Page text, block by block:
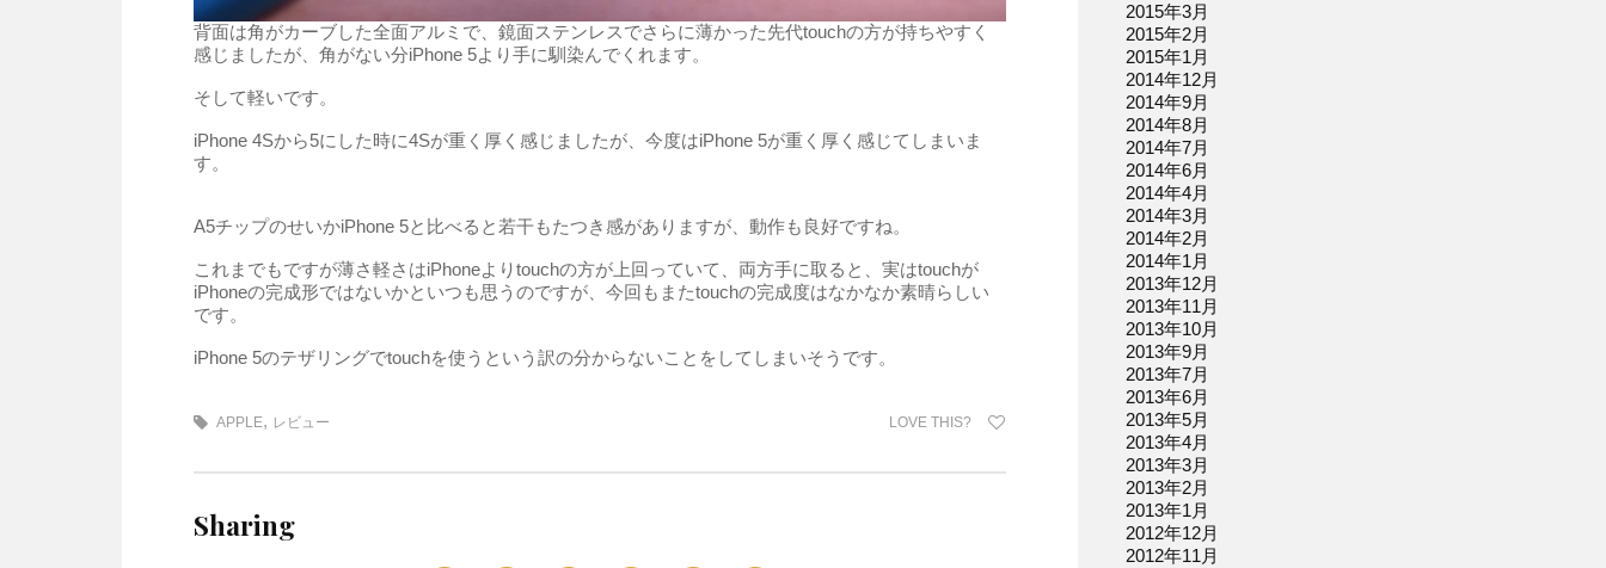
背面は角がカーブした全面アルミで、鏡面ステンレスでさらに薄かった先代touchの方が持ちやすく
感じましたが、角がない分iPhone 5より手に馴染んでくれます。
そして軽いです。
iPhone 4Sから5にした時に4Sが重く厚く感じましたが、今度はiPhone 5が重く厚く感じてしまいま
す。
A5チップのせいかiPhone 5と比べると若干もたつき感がありますが、動作も良好ですね。
これまでもですが薄さ軽さはiPhoneよりtouchの方が上回っていて、両方手に取ると、実はtouchが
iPhoneの完成形ではないかといつも思うのですが、今回もまたtouchの完成度はなかなか素晴らしい
です。
iPhone 5のテザリングでtouchを使うという訳の分からないことをしてしまいそうです。
APPLE, レビュー LOVE THIS?
Sharing
2015年3月
2015年2月
2015年1月
2014年12月
2014年9月
2014年8月
2014年7月
2014年6月
2014年4月
2014年3月
2014年2月
2014年1月
2013年12月
2013年11月
2013年10月
2013年9月
2013年7月
2013年6月
2013年5月
2013年4月
2013年3月
2013年2月
2013年1月
2012年12月
2012年11月